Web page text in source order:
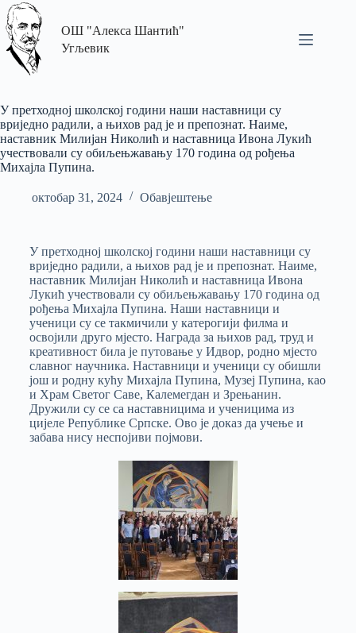
ОШ "Алекса Шантић"
Угљевик
У претходној школској години наши наставници су
вриједно радили, а њихов рад је и препознат. Наиме,
наставник Милијан Николић и наставница Ивона Лукић
учествовали су обиљењжавању 170 година од рођења
Михајла Пупина.
октобар 31, 2024 Обавјештење
У претходној школској години наши наставници су
вриједно радили, а њихов рад је и препознат. Наиме,
наставник Милијан Николић и наставница Ивона
Лукић учествовали су обиљењжавању 170 година од
рођења Михајла Пупина. Наши наставници и
ученици су се такмичили у катерогији филма и
освојили друго мјесто. Награда за њихов рад, труд и
креативност билa је путовање у Идвор, родно мјесто
славног научника. Наставници и ученици су обишли
још и родну кућу Михајла Пупина, Музеј Пупина, као
и Храм Светог Саве, Калемегдан и Зрењанин.
Дружили су се са наставницима и ученицима из
цијеле Републике Српске. Ово је доказ да учење и
забава нису неспојиви појмови.